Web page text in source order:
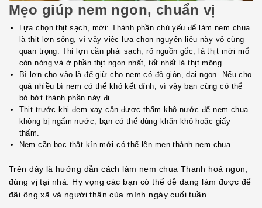
Mẹo giúp nem ngon, chuẩn vị
Lựa chọn thịt sạch, mới: Thành phần chủ yếu để làm nem chua
là thịt lợn sống, vì vậy việc lựa chọn nguyên liệu này vô cùng
quan trọng. Thỉ lợn cần phải sạch, rõ nguồn gốc, là thịt mới mổ
còn nóng và ở phần thịt ngon nhất, tốt nhất là thịt mông.
Bì lợn cho vào là để giữ cho nem có độ giòn, dai ngon. Nếu cho
quá nhiều bì nem có thể khó kết dính, vì vậy bạn cũng có thể
bỏ bớt thành phần này đi.
Thịt trước khi đem xay cần được thấm khô nước để nem chua
không bị ngấm nước, bạn có thể dùng khăn khô hoặc giấy
thấm.
Nem cần bọc thật kín mới có thể lên men thành nem chua.
Trên đây là hướng dẫn cách làm nem chua Thanh hoá ngon,
đúng vị tại nhà. Hy vọng các bạn có thể dễ dang làm được để
đãi ông xã và người thân của mình ngày cuối tuần.